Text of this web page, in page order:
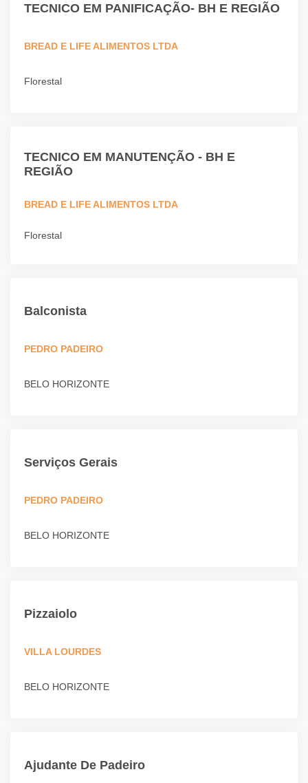
TECNICO EM PANIFICAÇÃO- BH E REGIÃO
BREAD E LIFE ALIMENTOS LTDA
Florestal
TECNICO EM MANUTENÇÃO - BH E
REGIÃO
BREAD E LIFE ALIMENTOS LTDA
Florestal
Balconista
PEDRO PADEIRO
BELO HORIZONTE
Serviços Gerais
PEDRO PADEIRO
BELO HORIZONTE
Pizzaiolo
VILLA LOURDES
BELO HORIZONTE
Ajudante De Padeiro